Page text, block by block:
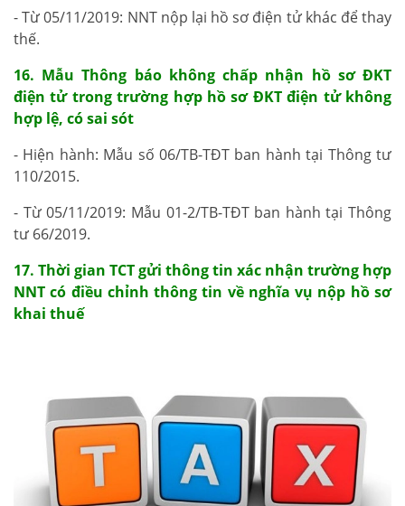
- Từ 05/11/2019: NNT nộp lại hồ sơ điện tử khác để thay
thế.
16. Mẫu Thông báo không chấp nhận hồ sơ ĐKT
điện tử trong trường hợp hồ sơ ĐKT điện tử không
hợp lệ, có sai sót
- Hiện hành: Mẫu số 06/TB-TĐT ban hành tại Thông tư
110/2015.
- Từ 05/11/2019: Mẫu 01-2/TB-TĐT ban hành tại Thông
tư 66/2019.
17. Thời gian TCT gửi thông tin xác nhận trường hợp
NNT có điều chỉnh thông tin về nghĩa vụ nộp hồ sơ
khai thuế